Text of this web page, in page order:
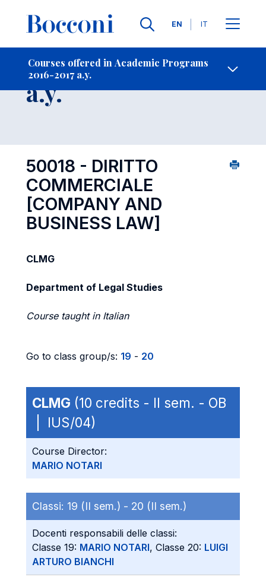
Languages
EN IT
Courses offered in Academic Programs
2016-2017 a.y.
- Contact Us
Course 2016-2017
a.y.
50018 - DIRITTO
COMMERCIALE
[COMPANY AND
BUSINESS LAW]
CLMG
Department of Legal Studies
Course taught in Italian
Go to class group/s: 19 - 20
CLMG (10 credits - II sem. - OB
| IUS/04)
Course Director:
MARIO NOTARI
Classi: 19 (II sem.) - 20 (II sem.)
Docenti responsabili delle classi:
Classe 19: MARIO NOTARI, Classe 20: LUIGI
ARTURO BIANCHI